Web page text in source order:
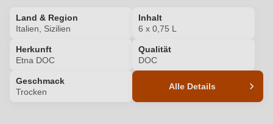
Ich habe mein Passwort vergessen
ANMELDEN
Land & Region
Italien, Sizilien
Inhalt
6 x 0,75 L
Herkunft
Etna DOC
Qualität
DOC
Geschmack
Trocken
Alle Details